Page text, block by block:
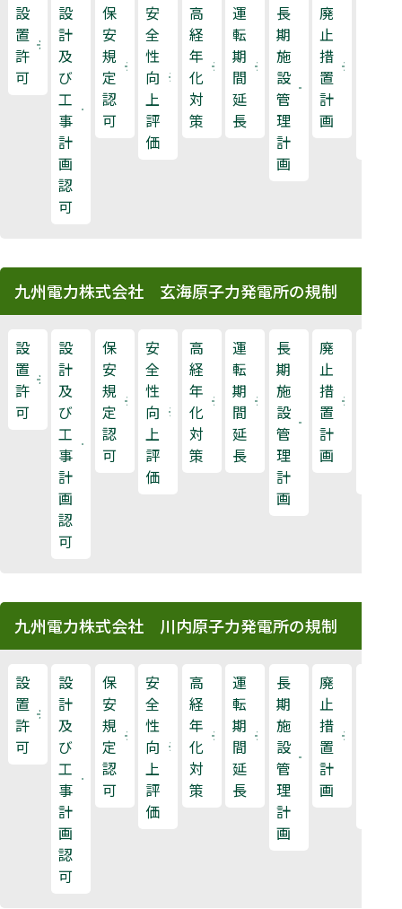
設
置
許
可
設
計
及
び
工
事
計
画
認
可
保
安
規
定
認
可
安
全
性
向
上
評
価
高
経
年
化
対
策
運
転
期
間
延
長
長
期
施
設
管
理
計
画
廃
止
措
置
計
画
九州電力株式会社 玄海原子力発電所の規制
設
置
許
可
設
計
及
び
工
事
計
画
認
可
保
安
規
定
認
可
安
全
性
向
上
評
価
高
経
年
化
対
策
運
転
期
間
延
長
長
期
施
設
管
理
計
画
廃
止
措
置
計
画
九州電力株式会社 川内原子力発電所の規制
設
置
許
可
設
計
及
び
工
事
計
画
認
可
保
安
規
定
認
可
安
全
性
向
上
評
価
高
経
年
化
対
策
運
転
期
間
延
長
長
期
施
設
管
理
計
画
廃
止
措
置
計
画